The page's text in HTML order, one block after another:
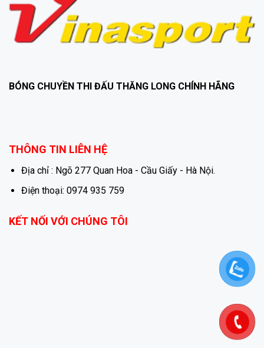
BÓNG CHUYỀN THI ĐẤU THĂNG LONG CHÍNH HÃNG
THÔNG TIN LIÊN HỆ
Địa chỉ : Ngõ 277 Quan Hoa - Cầu Giấy - Hà Nội.
Điện thoại: 0974 935 759
KẾT NỐI VỚI CHÚNG TÔI